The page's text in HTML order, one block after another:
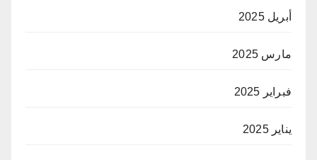
أبريل 2025
مارس 2025
فبراير 2025
يناير 2025